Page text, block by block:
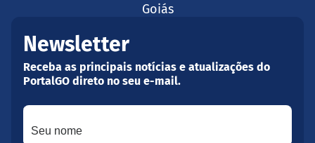
Goiás
Newsletter
Receba as principais notícias e atualizações do
PortalGO direto no seu e-mail.
Seu nome